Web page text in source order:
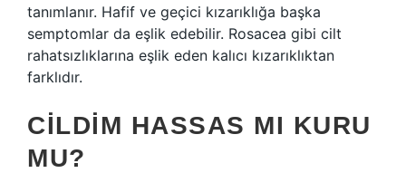
tanımlanır. Hafif ve geçici kızarıklığa başka
semptomlar da eşlik edebilir. Rosacea gibi cilt
rahatsızlıklarına eşlik eden kalıcı kızarıklıktan
farklıdır.
CILDIM HASSAS MI KURU
MU?